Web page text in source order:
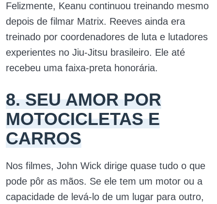
Felizmente, Keanu continuou treinando mesmo
depois de filmar Matrix. Reeves ainda era
treinado por coordenadores de luta e lutadores
experientes no Jiu-Jitsu brasileiro. Ele até
recebeu uma faixa-preta honorária.
8. SEU AMOR POR
MOTOCICLETAS E
CARROS
Nos filmes, John Wick dirige quase tudo o que
pode pôr as mãos. Se ele tem um motor ou a
capacidade de levá-lo de um lugar para outro,